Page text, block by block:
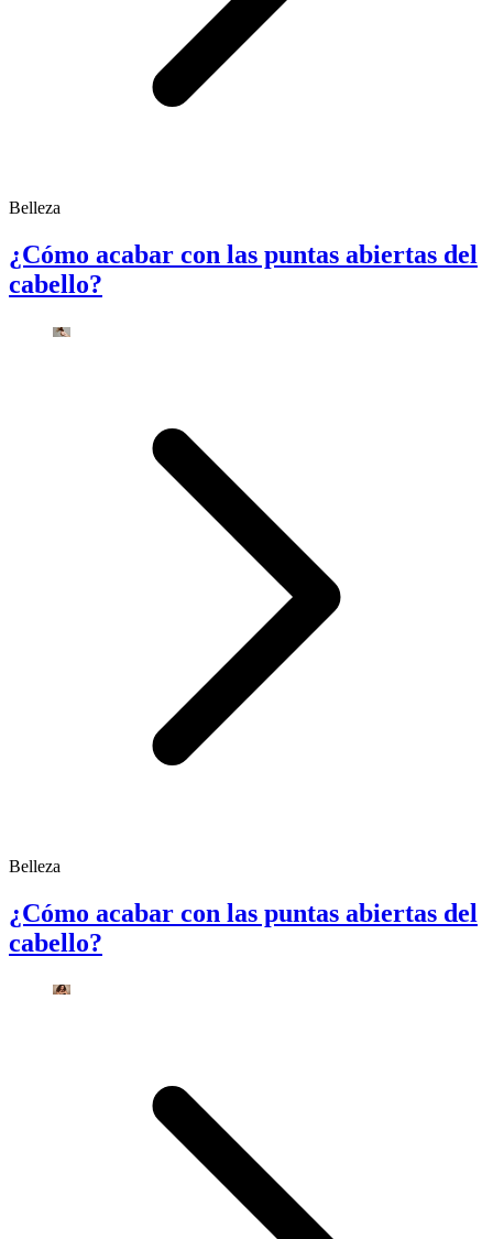
Belleza
¿Cómo acabar con las puntas abiertas del
cabello?
Belleza
¿Cómo acabar con las puntas abiertas del
cabello?